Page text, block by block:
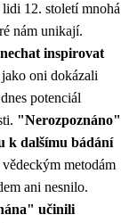
12. století mnohá
nám unikají.
inspirovat
jako oni dokázali
potenciál
"Nerozpoznáno"
k dalšímu bádání
metodám
ani nesnilo.
učinili